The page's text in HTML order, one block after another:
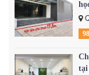
tại